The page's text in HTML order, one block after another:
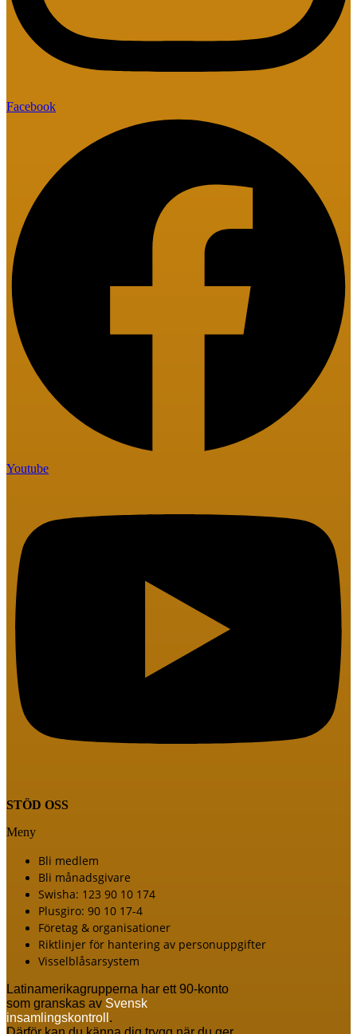
Facebook
Youtube
STÖD OSS
Meny
Bli medlem
Bli månadsgivare
Swisha: 123 90 10 174
Plusgiro: 90 10 17-4
Företag & organisationer
Riktlinjer för hantering av personuppgifter
Visselblåsarsystem
Latinamerikagrupperna har ett 90-konto
som granskas av Svensk
insamlingskontroll .